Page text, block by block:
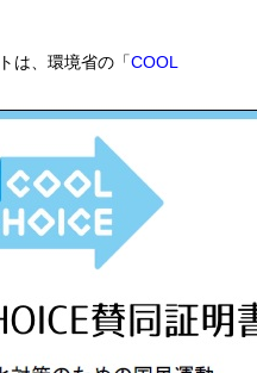
は、環境省の「COOL